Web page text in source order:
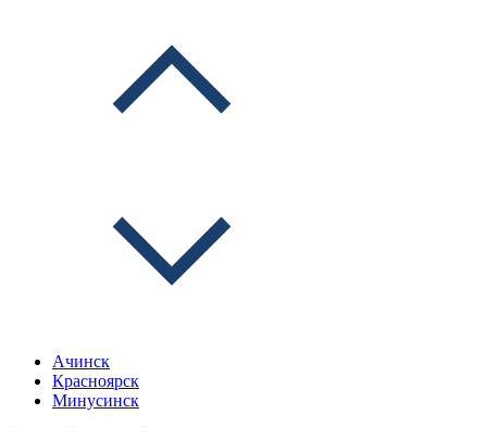
Ачинск
Красноярск
Минусинск